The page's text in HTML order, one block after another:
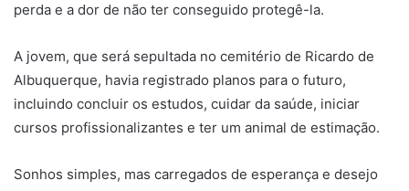
perda e a dor de não ter conseguido protegê-la.
A jovem, que será sepultada no cemitério de Ricardo de
Albuquerque, havia registrado planos para o futuro,
incluindo concluir os estudos, cuidar da saúde, iniciar
cursos profissionalizantes e ter um animal de estimação.
Sonhos simples, mas carregados de esperança e desejo